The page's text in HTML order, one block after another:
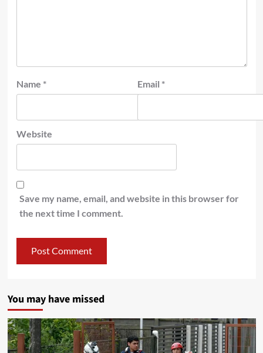
Name * Email *
Website
Save my name, email, and website in this browser for
the next time I comment.
You may have missed